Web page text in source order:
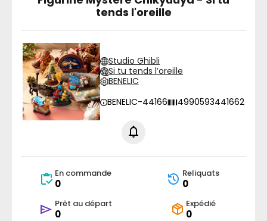
tends l'oreille
Studio Ghibli
Si tu tends l’oreille
BENELIC
BENELIC-44166
4990593441662
En commande
0
Reliquats
0
Prêt au départ
0
Expédié
0